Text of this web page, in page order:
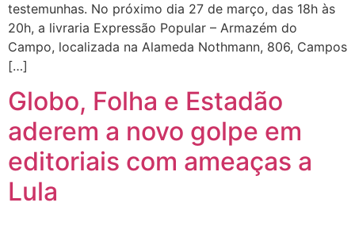
testemunhas. No próximo dia 27 de março, das 18h às
20h, a livraria Expressão Popular – Armazém do
Campo, localizada na Alameda Nothmann, 806, Campos
[…]
Globo, Folha e Estadão
aderem a novo golpe em
editoriais com ameaças a
Lula